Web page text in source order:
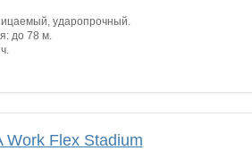
ударопрочный.
до 78 м.
Work Flex Stadium